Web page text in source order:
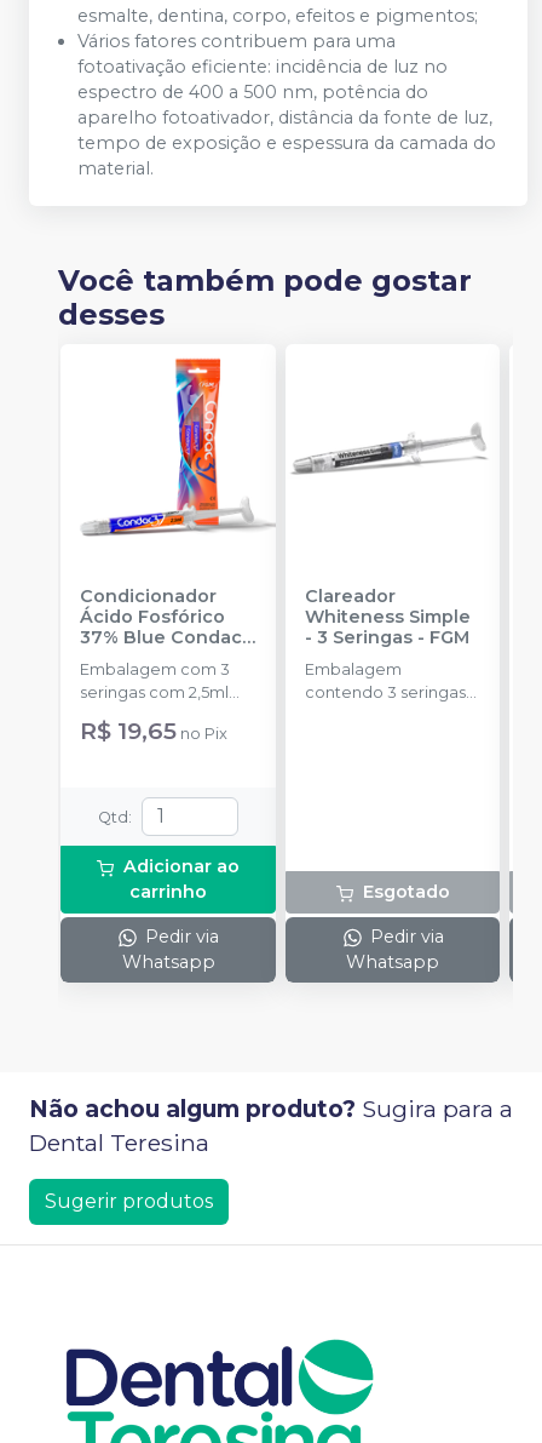
esmalte, dentina, corpo, efeitos e pigmentos;
Vários fatores contribuem para uma
fotoativação eficiente: incidência de luz no
espectro de 400 a 500 nm, potência do
aparelho fotoativador, distância da fonte de luz,
tempo de exposição e espessura da camada do
material.
Você também pode gostar
desses
Condicionador
Ácido Fosfórico
37% Blue Condac-
FGM
Embalagem com 3
seringas com 2,5ml
cada uma e 3
ponteiras para
R$ 19,65 no Pix
Qtd :
Adicionar ao
carrinho
Pedir via
Whatsapp
Clareador
Whiteness Simple
- 3 Seringas- FGM
Embalagem
contendo 3 seringas
Esgotado
Pedir via
Whatsapp
Não achou algum produto? Sugira para a
Dental Teresina
Sugerir produtos